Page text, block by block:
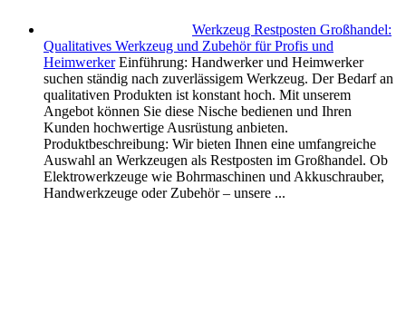
Werkzeug Restposten Großhandel:
Qualitatives Werkzeug und Zubehör für Profis und
Heimwerker Einführung: Handwerker und Heimwerker
suchen ständig nach zuverlässigem Werkzeug. Der Bedarf an
qualitativen Produkten ist konstant hoch. Mit unserem
Angebot können Sie diese Nische bedienen und Ihren
Kunden hochwertige Ausrüstung anbieten.
Produktbeschreibung: Wir bieten Ihnen eine umfangreiche
Auswahl an Werkzeugen als Restposten im Großhandel. Ob
Elektrowerkzeuge wie Bohrmaschinen und Akkuschrauber,
Handwerkzeuge oder Zubehör – unsere ...